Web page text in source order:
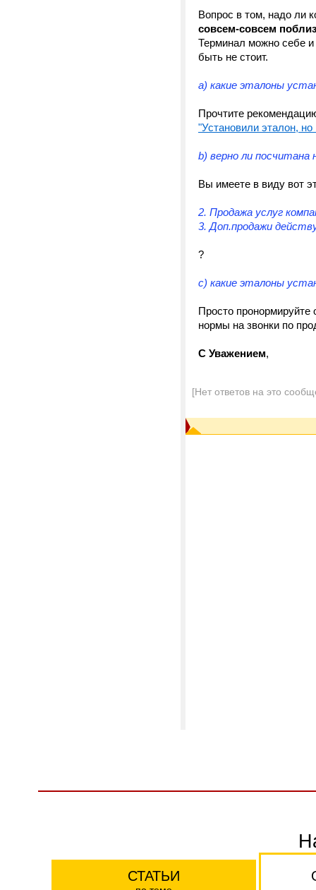
Вопрос в том, надо ли
совсем-совсем
Терминал можно себе и
быть не стоит.
a) какие эталоны
Прочтите
"Установили эталон,
b) верно ли посчитана
Вы имеете в виду вот
2. Продажа услуг
3. Доп.продажи
?
c) какие эталоны
Просто
нормы на звонки по
С Уважением,
[Нет ответов на это
СТАТЬИ